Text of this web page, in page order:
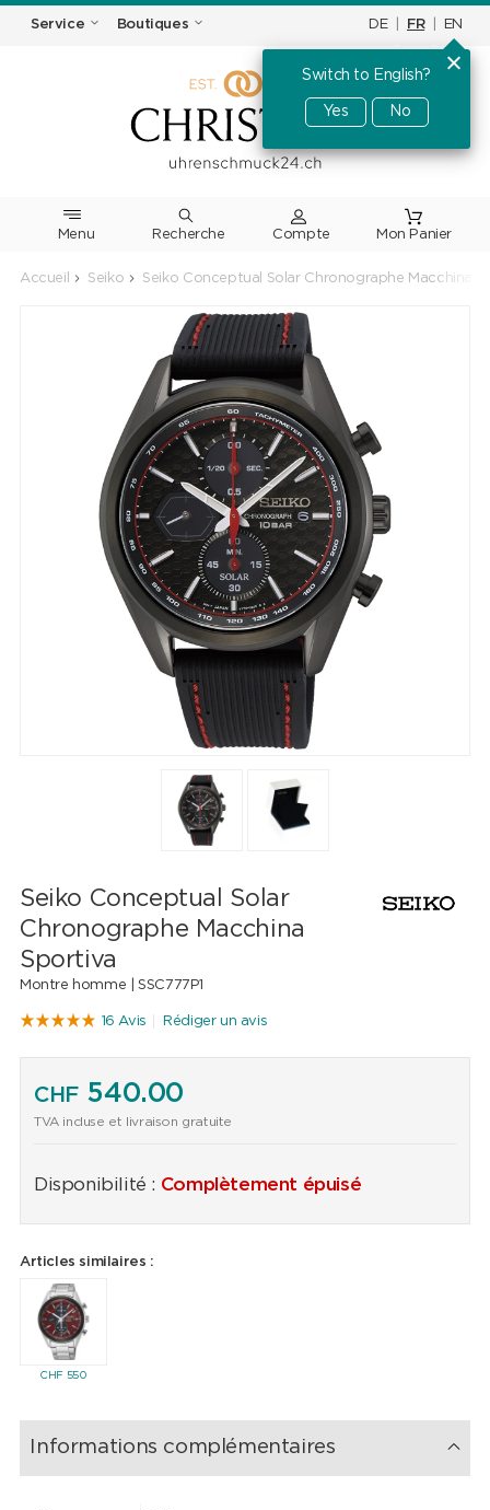
Service Boutiques DE FR EN
Switch to English?
Yes No
Menu Recherche
Accueil Seiko Seiko Conceptual Solar Chronographe Macchina
Seiko Conceptual Solar
Chronographe Macchina
Sportiva
Montre homme |SSC777P1
16 Avis Rédiger un avis
CHF540.00
TVA incluse et livraison gratuite
Disponibilité : Complètement épuisé
Articles similaires :
CHF 550
Informations complémentaires